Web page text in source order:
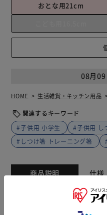
おとな用21cm
08月
HOME 生活雑貨・キッチン用品
関連するキーワード
#子供用 小学生
#子供用 し
#しつけ箸 トレーニング箸
商品説明 仕様
箸がきちんと持てるように
箸」大人用・「ちゃんと箸